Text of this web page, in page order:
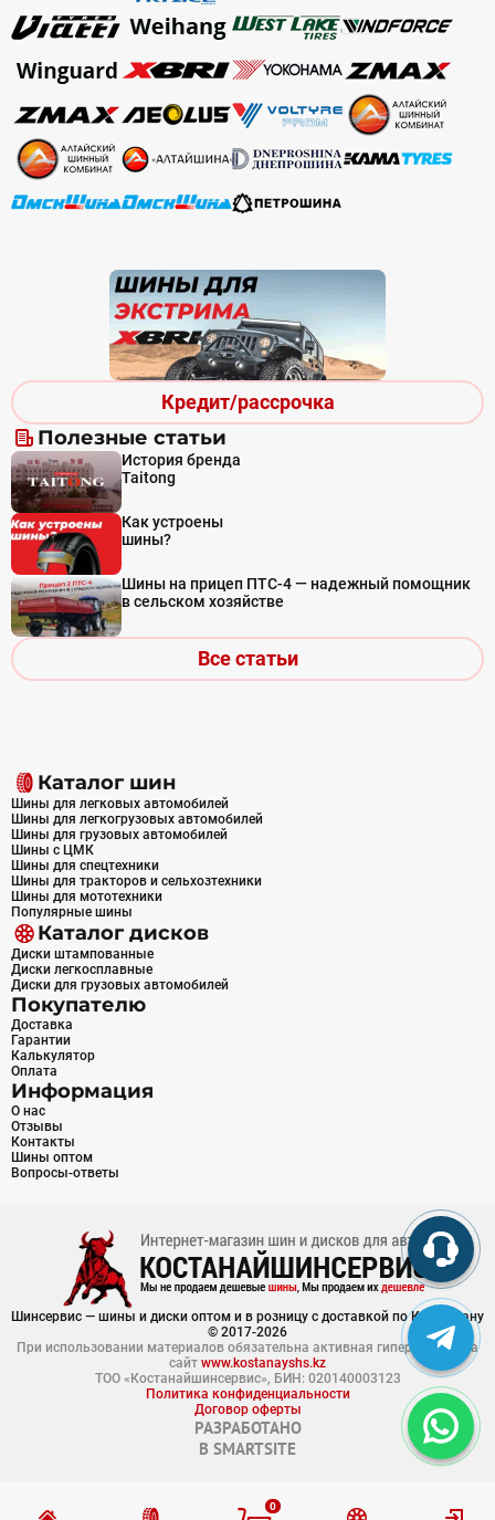
0
Кредит/рассрочка
Полезные статьи
История бренда
Taitong
Как устроены
шины?
Шины на прицеп ПТС-4 — надежный помощник
в сельском хозяйстве
Все статьи
Каталог шин
Шины для легковых автомобилей
Шины для легкогрузовых автомобилей
Шины для грузовых автомобилей
Шины с ЦМК
Шины для спецтехники
Шины для тракторов и сельхозтехники
Шины для мототехники
Популярные шины
Каталог дисков
Диски штампованные
Диски легкосплавные
Диски для грузовых автомобилей
Покупателю
Доставка
Гарантии
Калькулятор
Оплата
Информация
О нас
Отзывы
Контакты
Шины оптом
Вопросы-ответы
Шинсервис — шины и диски оптом и в розницу с доставкой по Казахстану
© 2017-2026
При использовании материалов обязательна активная гиперссылка на
сайт www.kostanayshs.kz
ТОО «Костанайшинсервис», БИН: 020140003123
Политика конфиденциальности
Договор оферты
РАЗРАБОТАНО
В SMARTSITE